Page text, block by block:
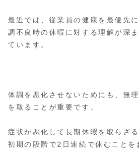
最近では、従業員の健康を最優先
調不良時の休暇に対する理解が深
ています。
体調を悪化させないためにも、無
を取ることが重要です。
症状が悪化して長期休暇を取らざ
初期の段階で2日連続で休むことを